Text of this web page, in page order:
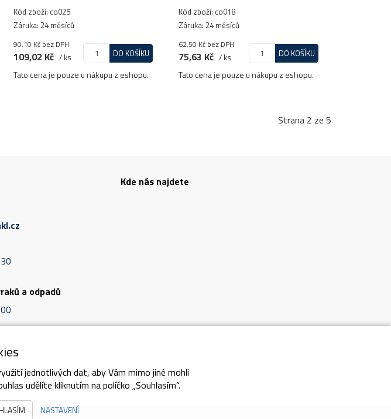
Kód zboží: co025
Záruka: 24 měsíců
90,10 Kč bez DPH
109,02 Kč / ks DO KOŠÍKU
Tato cena je pouze u nákupu z eshopu.
Kód zboží: co018
Záruka: 24 měsíců
62,50 Kč bez DPH
75,63 Kč / ks DO KOŠÍKU
Tato cena je pouze u nákupu z eshopu.
Strana 2 ze 5
a odpadů
Kde nás najdete
údajů Reklamační podmínky
jednotlivých dat, aby Vám mimo jiné mohli
udělíte kliknutím na políčko „Souhlasím“.
NASTAVENÍ